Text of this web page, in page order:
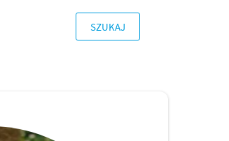
SZUKAJ